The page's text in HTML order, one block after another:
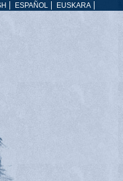
EUSKARA
ESPAÑOL